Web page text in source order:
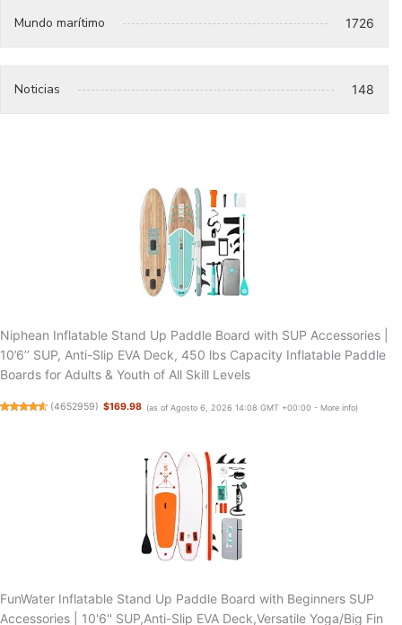
Mundo marítimo 1726
Noticias 148
Niphean Inflatable Stand Up Paddle Board with SUP Accessories |
10’6’’ SUP, Anti-Slip EVA Deck, 450 lbs Capacity Inflatable Paddle
Boards for Adults & Youth of All Skill Levels
(4652959) $169.98 (as of Agosto 6, 2026 14:08 GMT +00:00 - More info)
FunWater Inflatable Stand Up Paddle Board with Beginners SUP
Accessories | 10'6'' SUP,Anti-Slip EVA Deck,Versatile Yoga/Big Fin